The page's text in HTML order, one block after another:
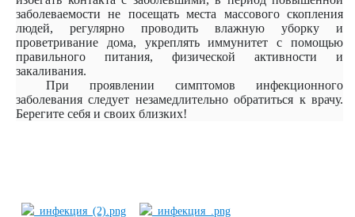
заболеваемости не посещать места массового скопления
людей, регулярно проводить влажную уборку и
проветривание дома, укреплять иммунитет с помощью
правильного питания, физической активности и
закаливания.
При проявлении симптомов инфекционного
заболевания следует незамедлительно обратиться к врачу.
Берегите себя и своих близких!